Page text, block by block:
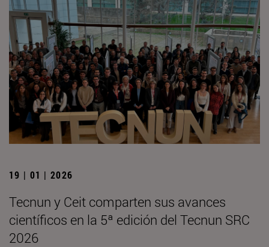
19 | 01 | 2026
Tecnun y Ceit comparten sus avances
científicos en la 5ª edición del Tecnun SRC
2026